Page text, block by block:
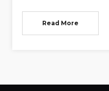
Read More